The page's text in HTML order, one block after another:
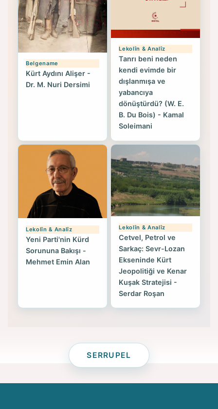
Belgename
Kürt Aydını Alişer -
Dr. M. Nuri Dersimi
Lekolîn & Analîz
Tanrı beni neden
kendi evimde bir
dışlanmışa ve
yabancıya
dönüştürdü? (W. E.
B. Du Bois) - Kamal
Soleimani
Lekolîn & Analîz
Yeni Parti'nin Kürd
Sorununa Bakışı -
Mehmet Emin Alan
Lekolîn & Analîz
Cetvel, Petrol ve
Sarkaç: Sevr-Lozan
Ekseninde Kürt
Jeopolitiği ve Kenar
Kuşak Stratejisi -
Serdar Roşan
SERRUPEL